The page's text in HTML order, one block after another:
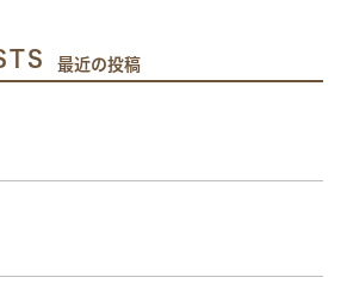
最近の投稿